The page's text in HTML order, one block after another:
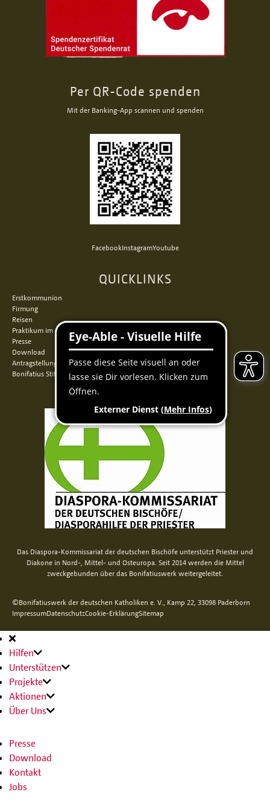
Per QR-Code spenden
Mit der Banking-App scannen und spenden
FacebookInstagramYoutube
QUICKLINKS
Erstkommunion
Firmung
Reisen
Praktikum im Norden
Presse
Download
Antragstellung
Bonifatius Stiftungszentrum
Das Diaspora-Kommissariat der deutschen Bischöfe unterstützt Priester und
Diakone in Nord-, Mittel- und Osteuropa. Seit 2014 werden die Mittel
zweckgebunden über das Bonifatiuswerk weitergeleitet.
©Bonifatiuswerk der deutschen Katholiken e. V., Kamp 22, 33098 Paderborn
ImpressumDatenschutzCookie-ErklärungSitemap
Hauptnavigation
Hilfen
Unterstützen
Projekte
Aktionen
Über Uns
Presse
Download
Kontakt
Jobs